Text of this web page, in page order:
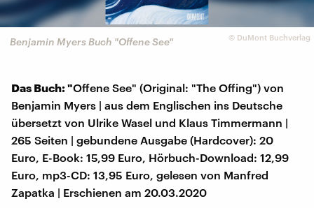
© DuMont Buchverlag
Benjamin Myers Buch "Offene See"
Das Buch: "Offene See" (Original: "The Offing") von
Benjamin Myers | aus dem Englischen ins Deutsche
übersetzt von Ulrike Wasel und Klaus Timmermann |
265 Seiten | gebundene Ausgabe (Hardcover): 20
Euro, E-Book: 15,99 Euro, Hörbuch-Download: 12,99
Euro, mp3-CD: 13,95 Euro, gelesen von Manfred
Zapatka | Erschienen am 20.03.2020